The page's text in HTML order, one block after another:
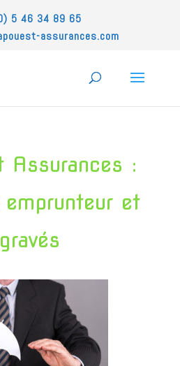
5 46 34 89 65
assurances.com
Assurances :
emprunteur et